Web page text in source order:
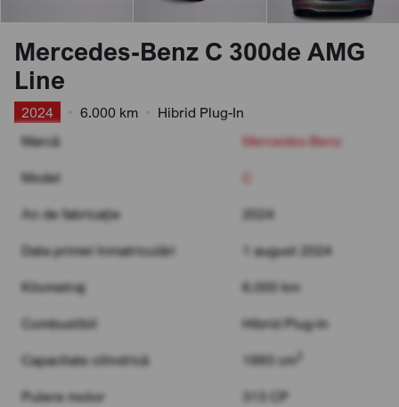
Mercedes-Benz C 300de AMG
Line
2024 6.000 km
Hibrid Plug-In
Marcă
Mercedes-Benz
Model
An de fabricație 2024
Data primei înmatriculări 1 august 2024
Kilometraj 6.000 km
Combustibil Hibrid Plug-In
Capacitate cilindrică 1993 cm
Putere motor 313 CP